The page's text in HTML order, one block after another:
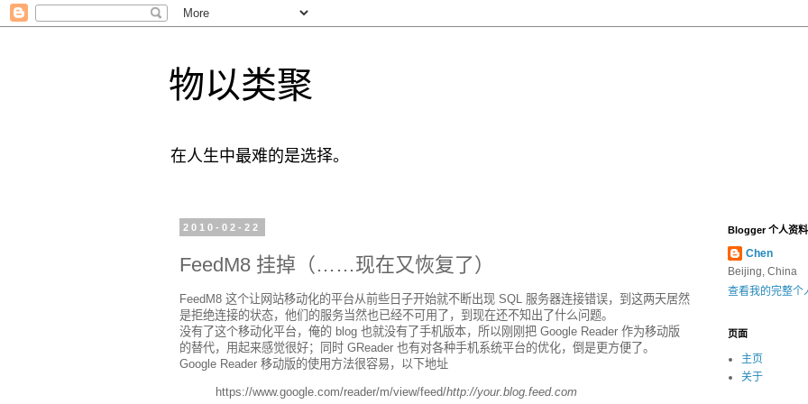
物以类聚
在人生中最难的是选择。
2010-02-22
FeedM8 挂掉（……现在又恢复了）
FeedM8 这个让网站移动化的平台从前些日子开始就不断出现 SQL 服务器连接错误，到这两天居然
是拒绝连接的状态，他们的服务当然也已经不可用了，到现在还不知出了什么问题。
没有了这个移动化平台，俺的 blog 也就没有了手机版本，所以刚刚把 Google Reader 作为移动版
的替代，用起来感觉很好；同时 GReader 也有对各种手机系统平台的优化，倒是更方便了。
Google Reader 移动版的使用方法很容易，以下地址
https://www.google.com/reader/m/view/feed/http://your.blog.feed.com
Blogger 个人资料
Chen
Beijing, China
查看我的完整个
页面
主页
关于